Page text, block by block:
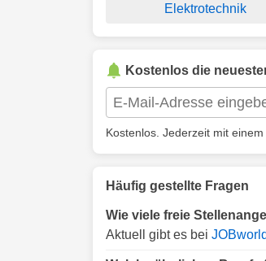
Elektrotechnik
Kostenlos die
Kostenlos. Jederzeit mit einem
Häufig gestellte Fragen
Wie viele freie
Aktuell gibt es bei JOBworld